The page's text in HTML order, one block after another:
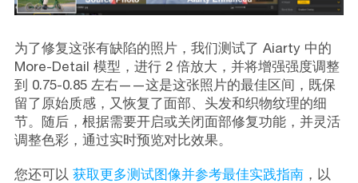
为了修复这张有缺陷的照片，我们测试了 Aiarty 中的
More-Detail 模型，进行 2 倍放大，并将增强强度调整
到 0.75-0.85 左右——这是这张照片的最佳区间，既保
留了原始质感，又恢复了面部、头发和织物纹理的细
节。随后，根据需要开启或关闭面部修复功能，并灵活
调整色彩，通过实时预览对比效果。
您还可以 获取更多测试图像并参考最佳实践指南，以